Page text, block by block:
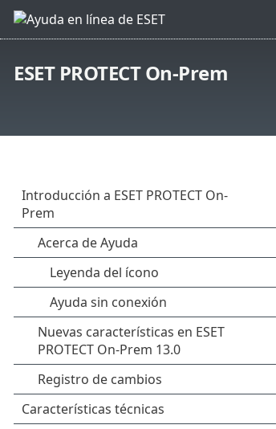
ESET PROTECT On-Prem